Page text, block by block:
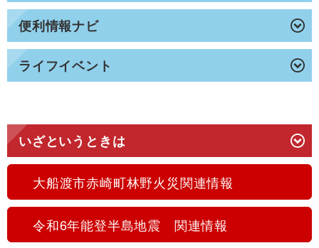
便利情報ナビ
ライフイベント
いざというときは
大船渡市赤崎町林野火災関連情報
令和6年能登半島地震 関連情報